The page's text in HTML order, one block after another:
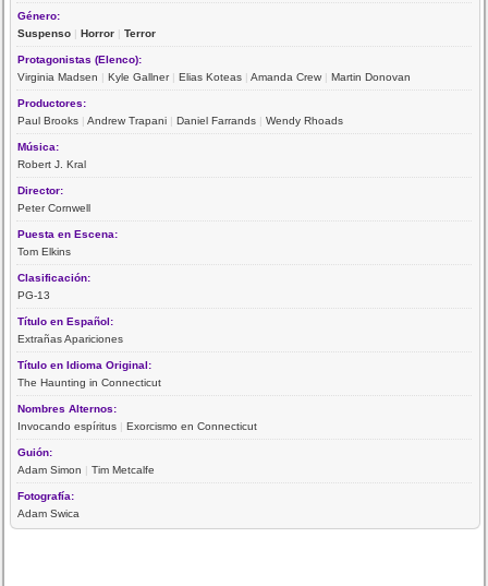
Género:
Suspenso |Horror |Terror
Protagonistas (Elenco):
Virginia Madsen |Kyle Gallner|Elias Koteas |Amanda Crew |Martin Donovan
Productores:
Paul Brooks |Andrew Trapani |Daniel Farrands |Wendy Rhoads
Música:
Robert J. Kral
Director:
Peter Cornwell
Puesta en Escena:
Tom Elkins
Clasificación:
PG-13
Título en Español:
Extrañas Apariciones
Título en Idioma Original:
The Haunting in Connecticut
Nombres Alternos:
Invocando espíritus |Exorcismo en Connecticut
Guión:
Adam Simon |Tim Metcalfe
Fotografía:
Adam Swica